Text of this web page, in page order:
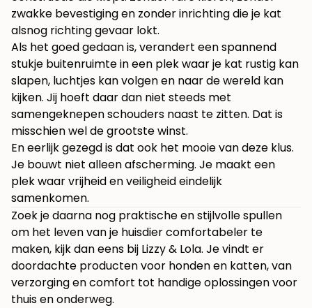
zwakke bevestiging en zonder inrichting die je kat
alsnog richting gevaar lokt.
Als het goed gedaan is, verandert een spannend
stukje buitenruimte in een plek waar je kat rustig kan
slapen, luchtjes kan volgen en naar de wereld kan
kijken. Jij hoeft daar dan niet steeds met
samengeknepen schouders naast te zitten. Dat is
misschien wel de grootste winst.
En eerlijk gezegd is dat ook het mooie van deze klus.
Je bouwt niet alleen afscherming. Je maakt een
plek waar vrijheid en veiligheid eindelijk
samenkomen.
Zoek je daarna nog praktische en stijlvolle spullen
om het leven van je huisdier comfortabeler te
maken, kijk dan eens bij Lizzy & Lola. Je vindt er
doordachte producten voor honden en katten, van
verzorging en comfort tot handige oplossingen voor
thuis en onderweg.